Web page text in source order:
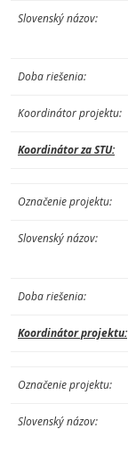
Slovenský názov:
Doba riešenia:
Koordinátor projektu:
Koordinátor za STU:
Označenie projektu:
Slovenský názov:
Doba riešenia:
Koordinátor projektu:
Označenie projektu:
Slovenský názov: